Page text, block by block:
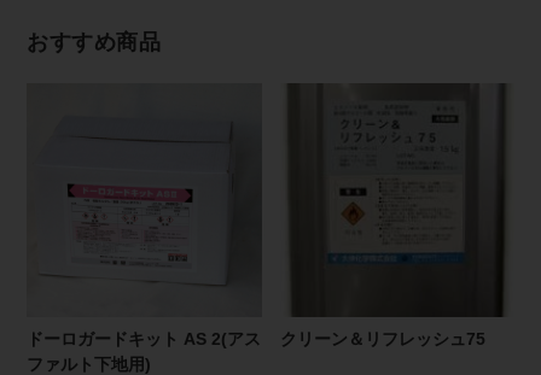
おすすめ商品
ドーロガードキット AS 2(アス
ファルト下地用)
クリーン＆リフレッシュ75